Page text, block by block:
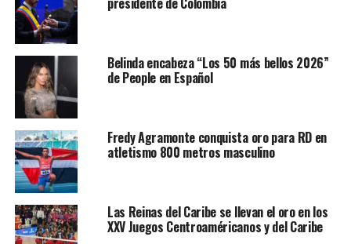
Belinda encabeza “Los 50 más bellos 2026”
de People en Español
Fredy Agramonte conquista oro para RD en
atletismo 800 metros masculino
Las Reinas del Caribe se llevan el oro en los
XXV Juegos Centroaméricanos y del Caribe